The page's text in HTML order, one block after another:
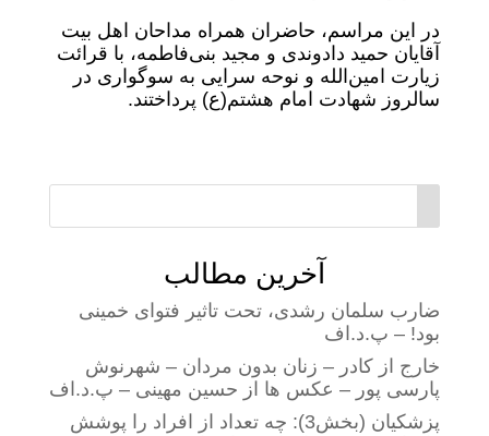
در این مراسم، حاضران همراه مداحان اهل بیت
آقایان حمید دادوندی و مجید بنی‌فاطمه، با قرائت
زیارت امین‌الله و نوحه سرایی به سوگواری در
سالروز شهادت امام هشتم(ع) پرداختند.
آخرین مطالب
ضارب سلمان رشدی، تحت تاثیر فتوای خمینی
بود! – پ.د.اف
خارج از کادر – زنان بدون مردان – شهرنوش
پارسی پور – عکس ها از حسین مهینی – پ.د.اف
پزشکیان (بخش3): چه تعداد از افراد را پوشش